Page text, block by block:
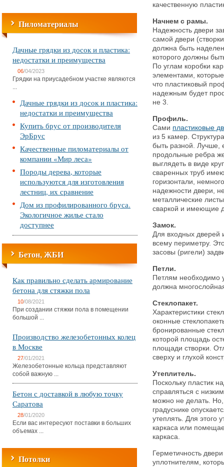
Пиломатериалы
Дачные грядки из досок и пластика:
недостатки и преимущества
06/04/2023
Грядки на приусадебном участке являются
...
Дачные грядки из досок и пластика:
недостатки и преимущества
Купить брус от производителя
ЭрБрус
Качественные пиломатериалы от
компании «Мир леса»
Породы дерева, которые
используются для изготовления
лестниц, их сравнение
Дом из профилированного бруса.
Экологичное жилье стало
доступнее
Бетон, ЖБИ
Как правильно сделать армирование
бетона для стяжки пола
10/08/2021
При создании стяжки пола в помещении
большой ...
Производство железобетонных колец
в Москве
27/01/2021
Железобетонные кольца представляют
собой важную ...
Бетон с доставкой в любую точку
Саратова
28/01/2020
Если вас интересуют поставки в больших
объемах ...
Потолки
качественную
Начнем с рамы.
Надежность двери
самой двери
должна быть
которого должны
По углам коробки
элементами, которые
что пластиковый
надежным будет
не 3.
Профиль.
Сами пластиковые
из 5 камер.
быть разной. Лучше,
продольные ребра
выглядеть в виде
сваренных труб
горизонтали,
надежности двери,
металлические
сваркой и имеющие
Замок.
Для входных дверей
всему периметру.
засовы (ригели)
Петли.
Петлям необходимо
должна
Стеклопакет.
Характеристики
оконные
бронированные
которой площадь
площади створки.
сверху и глухой
Утеплитель.
Поскольку пластик
справляться с
можно не делать. Но,
градуснике
утеплять. Для этого
каркаса или
каркаса.
Герметичность
уплотнителям,